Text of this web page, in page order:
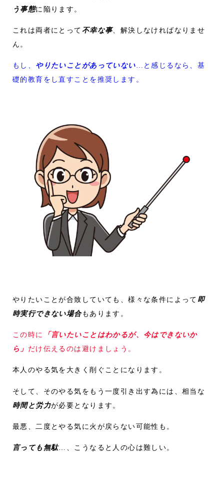
う事態に陥ります。
これは両者にとって不幸な事、解決しなければなりませ
ん。
もし、 やりたいことがあっていない…と感じるなら、基
礎的教育をし直すことを推奨します。
やりたいことが合致していても、様々な条件によって 即
時実行できない場合もあります。
この時に
「言いたいことはわかるが、今はできないか
ら」 だけ伝えるのは避けましょう。
本人のやる気を大きく削ぐことになります。
そして、そのやる気をもう一度引き出す為には、相当な
時間と労力が必要となります。
最悪、二度とやる気に火が戻らない可能性も。
言っても無駄…、こうなると人の心は難しい。